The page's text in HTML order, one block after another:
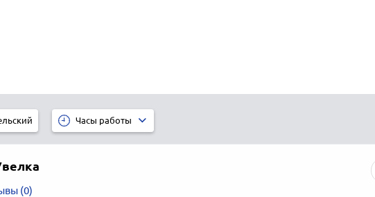
Часы работы
(0)